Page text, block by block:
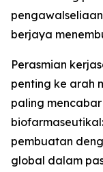
berjaya
Perasmian
penting ke arah
paling
pembuatan
global dalam